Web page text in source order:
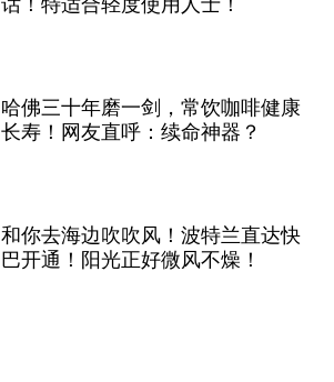
哈佛三十年磨一剑，常饮咖啡健康
长寿！网友直呼：续命神器？
和你去海边吹吹风！波特兰直达快
巴开通！阳光正好微风不燥！